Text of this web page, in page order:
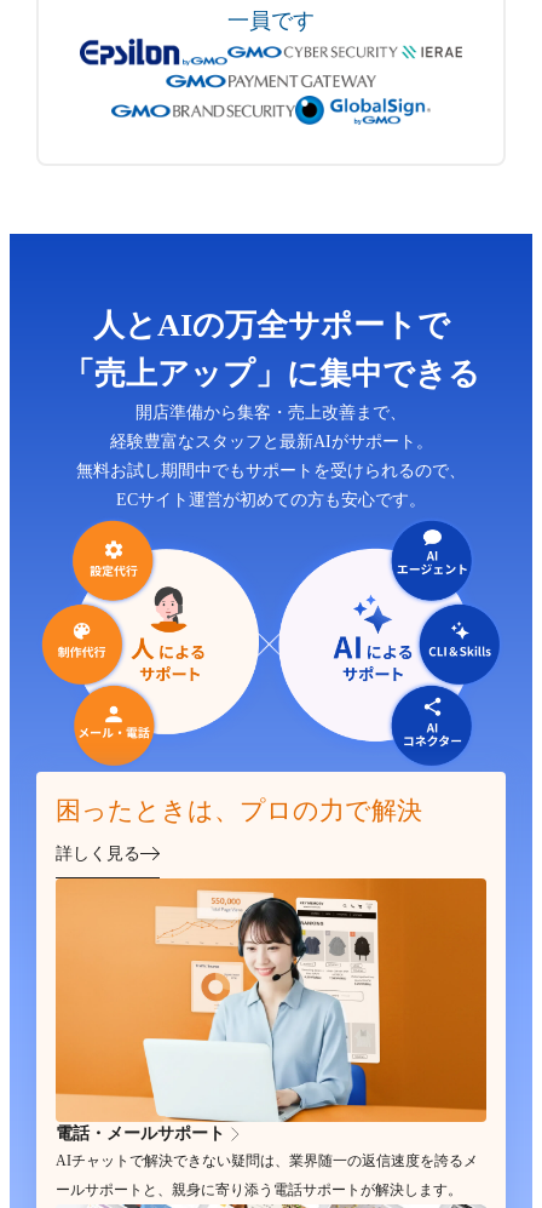
一員です
人とAIの万全サポートで
「売上アップ」に集中できる
開店準備から集客・売上改善まで、
経験豊富なスタッフと最新AIがサポート。
無料お試し期間中でもサポートを受けられるので、
ECサイト運営が初めての方も安心です。
困ったときは、プロの力で解決
詳しく見る
電話・メールサポート
AIチャットで解決できない疑問は、業界随一の返信速度を誇るメ
ールサポートと、親身に寄り添う電話サポートが解決します。